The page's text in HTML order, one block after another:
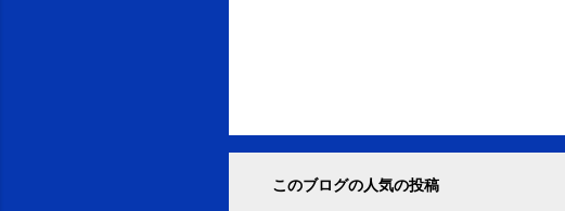
このブログの人気の投稿